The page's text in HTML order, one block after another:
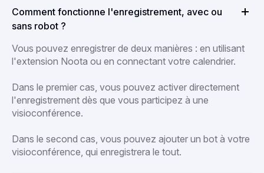
Comment fonctionne l'enregistrement, avec ou
sans robot ?
Vous pouvez enregistrer de deux manières : en utilisant
l'extension Noota ou en connectant votre calendrier.
Dans le premier cas, vous pouvez activer directement
l'enregistrement dès que vous participez à une
visioconférence.
Dans le second cas, vous pouvez ajouter un bot à votre
visioconférence, qui enregistrera le tout.